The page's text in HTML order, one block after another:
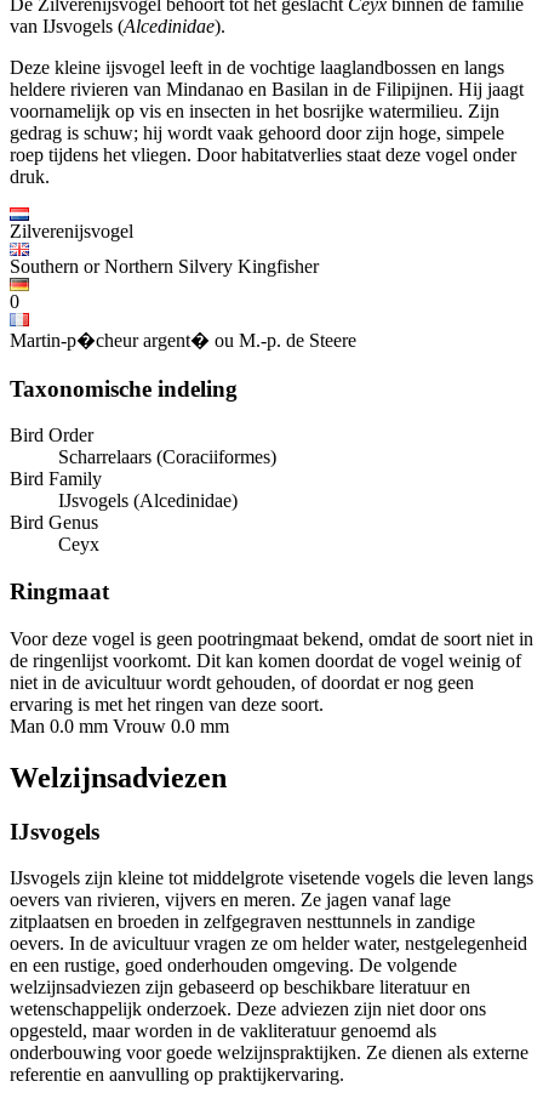
De Zilverenijsvogel behoort tot het geslacht Ceyx binnen de familie
van IJsvogels (Alcedinidae).
Deze kleine ijsvogel leeft in de vochtige laaglandbossen en langs
heldere rivieren van Mindanao en Basilan in de Filipijnen. Hij jaagt
voornamelijk op vis en insecten in het bosrijke watermilieu. Zijn
gedrag is schuw; hij wordt vaak gehoord door zijn hoge, simpele
roep tijdens het vliegen. Door habitatverlies staat deze vogel onder
druk.
Zilverenijsvogel
Southern or Northern Silvery Kingfisher
0
Martin-p�cheur argent� ou M.-p. de Steere
Taxonomische indeling
Bird Order
Scharrelaars (Coraciiformes)
Bird Family
IJsvogels (Alcedinidae)
Bird Genus
Ceyx
Ringmaat
Voor deze vogel is geen pootringmaat bekend, omdat de soort niet in
de ringenlijst voorkomt. Dit kan komen doordat de vogel weinig of
niet in de avicultuur wordt gehouden, of doordat er nog geen
ervaring is met het ringen van deze soort.
Man 0.0 mm Vrouw 0.0 mm
Welzijnsadviezen
IJsvogels
IJsvogels zijn kleine tot middelgrote visetende vogels die leven langs
oevers van rivieren, vijvers en meren. Ze jagen vanaf lage
zitplaatsen en broeden in zelfgegraven nesttunnels in zandige
oevers. In de avicultuur vragen ze om helder water, nestgelegenheid
en een rustige, goed onderhouden omgeving. De volgende
welzijnsadviezen zijn gebaseerd op beschikbare literatuur en
wetenschappelijk onderzoek. Deze adviezen zijn niet door ons
opgesteld, maar worden in de vakliteratuur genoemd als
onderbouwing voor goede welzijnspraktijken. Ze dienen als externe
referentie en aanvulling op praktijkervaring.